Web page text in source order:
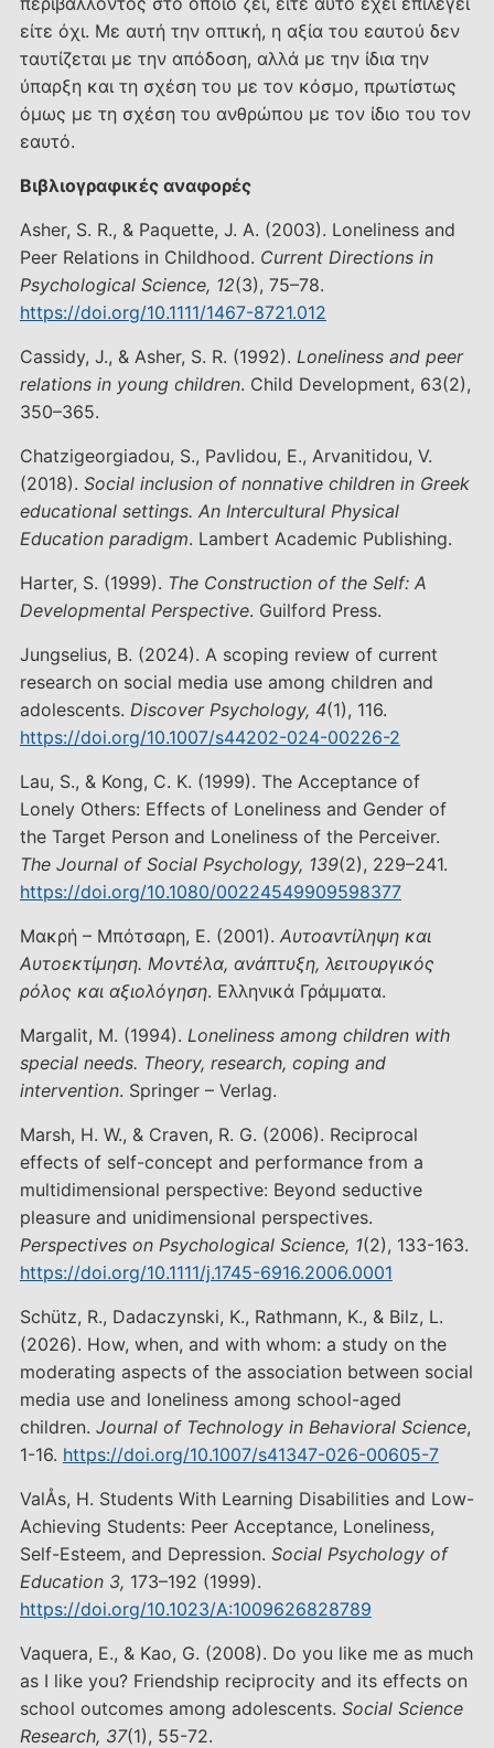
είτε όχι. Με αυτή την οπτική, η αξία του εαυτού δεν
ταυτίζεται με την απόδοση, αλλά με την ίδια την
ύπαρξη και τη σχέση του με τον κόσμο, πρωτίστως
όμως με τη σχέση του ανθρώπου με τον ίδιο του τον
εαυτό.
Βιβλιογραφικές αναφορές
Asher, S. R., & Paquette, J. A. (2003). Loneliness and
Peer Relations in Childhood. Current Directions in
Psychological Science, 12(3), 75–78.
https://doi.org/10.1111/1467-8721.012
Cassidy, J., & Asher, S. R. (1992). Loneliness and peer
relations in young children. Child Development, 63(2),
350–365.
Chatzigeorgiadou, S., Pavlidou, E., Arvanitidou, V.
(2018). Social inclusion of nonnative children in Greek
educational settings. An Intercultural Physical
Education paradigm. Lambert Academic Publishing.
Harter, S. (1999). The Construction of the Self: A
Developmental Perspective. Guilford Press.
Jungselius, B. (2024). A scoping review of current
research on social media use among children and
adolescents. Discover Psychology, 4(1), 116.
https://doi.org/10.1007/s44202-024-00226-2
Lau, S., & Kong, C. K. (1999). The Acceptance of
Lonely Others: Effects of Loneliness and Gender of
the Target Person and Loneliness of the Perceiver.
The Journal of Social Psychology, 139(2), 229–241.
https://doi.org/10.1080/00224549909598377
Μακρή – Μπότσαρη, Ε. (2001). Αυτοαντίληψη και
Αυτοεκτίμηση. Μοντέλα, ανάπτυξη, λειτουργικός
ρόλος και αξιολόγηση. Ελληνικά Γράμματα.
Margalit, M. (1994). Loneliness among children with
special needs. Theory, research, coping and
intervention. Springer – Verlag.
Marsh, H. W., & Craven, R. G. (2006). Reciprocal
effects of self-concept and performance from a
multidimensional perspective: Beyond seductive
pleasure and unidimensional perspectives.
Perspectives on Psychological Science, 1(2), 133-163.
https://doi.org/10.1111/j.1745-6916.2006.0001
Schütz, R., Dadaczynski, K., Rathmann, K., & Bilz, L.
(2026). How, when, and with whom: a study on the
moderating aspects of the association between social
media use and loneliness among school-aged
children. Journal of Technology in Behavioral Science,
1-16. https://doi.org/10.1007/s41347-026-00605-7
ValÅs, H. Students With Learning Disabilities and Low-
Achieving Students: Peer Acceptance, Loneliness,
Self-Esteem, and Depression. Social Psychology of
Education 3, 173–192 (1999).
https://doi.org/10.1023/A:1009626828789
Vaquera, E., & Kao, G. (2008). Do you like me as much
as I like you? Friendship reciprocity and its effects on
school outcomes among adolescents. Social Science
Research, 37(1), 55-72.